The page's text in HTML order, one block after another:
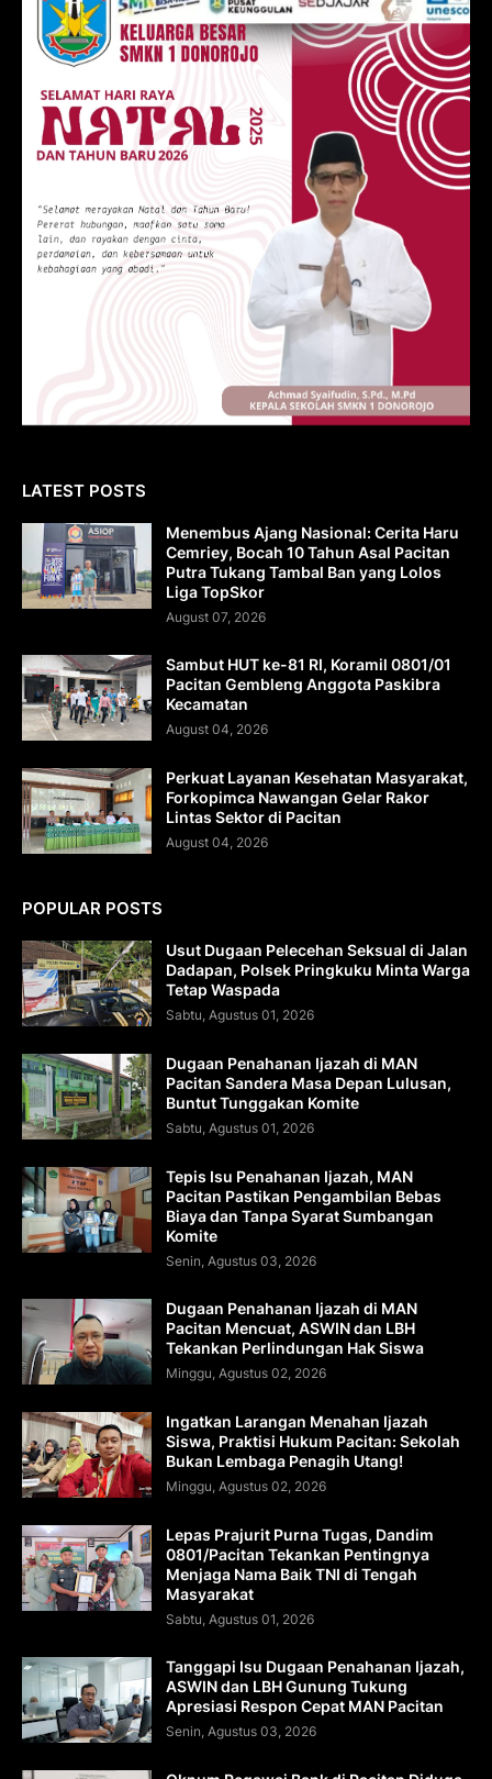
LATEST POSTS
Menembus Ajang Nasional: Cerita Haru
Cemriey, Bocah 10 Tahun Asal Pacitan
Putra Tukang Tambal Ban yang Lolos
Liga TopSkor
August 07, 2026
Sambut HUT ke-81 RI, Koramil 0801/01
Pacitan Gembleng Anggota Paskibra
Kecamatan
August 04, 2026
Perkuat Layanan Kesehatan Masyarakat,
Forkopimca Nawangan Gelar Rakor
Lintas Sektor di Pacitan
August 04, 2026
POPULAR POSTS
Usut Dugaan Pelecehan Seksual di Jalan
Dadapan, Polsek Pringkuku Minta Warga
Tetap Waspada
Sabtu, Agustus 01, 2026
Dugaan Penahanan Ijazah di MAN
Pacitan Sandera Masa Depan Lulusan,
Buntut Tunggakan Komite
Sabtu, Agustus 01, 2026
Tepis Isu Penahanan Ijazah, MAN
Pacitan Pastikan Pengambilan Bebas
Biaya dan Tanpa Syarat Sumbangan
Komite
Senin, Agustus 03, 2026
Dugaan Penahanan Ijazah di MAN
Pacitan Mencuat, ASWIN dan LBH
Tekankan Perlindungan Hak Siswa
Minggu, Agustus 02, 2026
Ingatkan Larangan Menahan Ijazah
Siswa, Praktisi Hukum Pacitan: Sekolah
Bukan Lembaga Penagih Utang!
Minggu, Agustus 02, 2026
Lepas Prajurit Purna Tugas, Dandim
0801/Pacitan Tekankan Pentingnya
Menjaga Nama Baik TNI di Tengah
Masyarakat
Sabtu, Agustus 01, 2026
Tanggapi Isu Dugaan Penahanan Ijazah,
ASWIN dan LBH Gunung Tukung
Apresiasi Respon Cepat MAN Pacitan
Senin, Agustus 03, 2026